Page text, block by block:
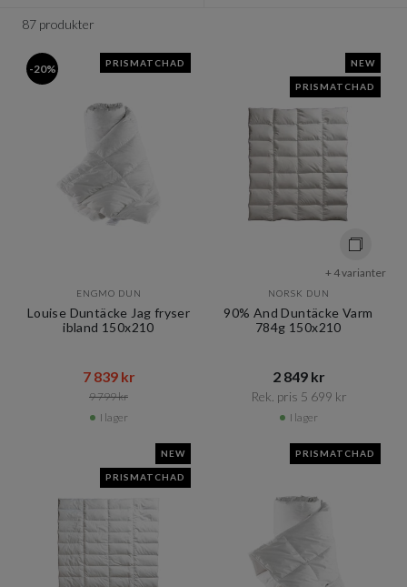
87 produkter
-20% PRISMATCHAD
ENGMO DUN
Louise Duntäcke Jag fryser
ibland 150x210
7 839 kr​​
9 799 kr​​
I lager
NEW
PRISMATCHAD
+ 4 varianter
NORSK DUN
90% And Duntäcke Varm
784g 150x210
2 849 kr​​
Rek. pris 5 699 kr​​
I lager
NEW
PRISMATCHAD
PRISMATCHAD